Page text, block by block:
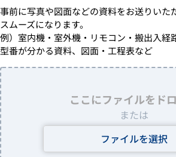
事前に写真や図面などの資料をお送りいた
スムーズになります。
例）室内機・室外機・リモコン・搬出入経
型番が分かる資料、図面・工程表など
ここにファイルをド
または
ファイルを選択